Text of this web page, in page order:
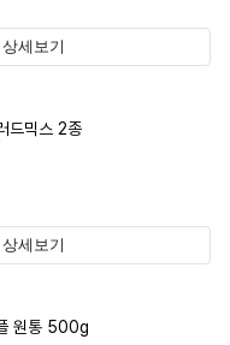
상세보기
드믹스 2종
상세보기
원통 500g